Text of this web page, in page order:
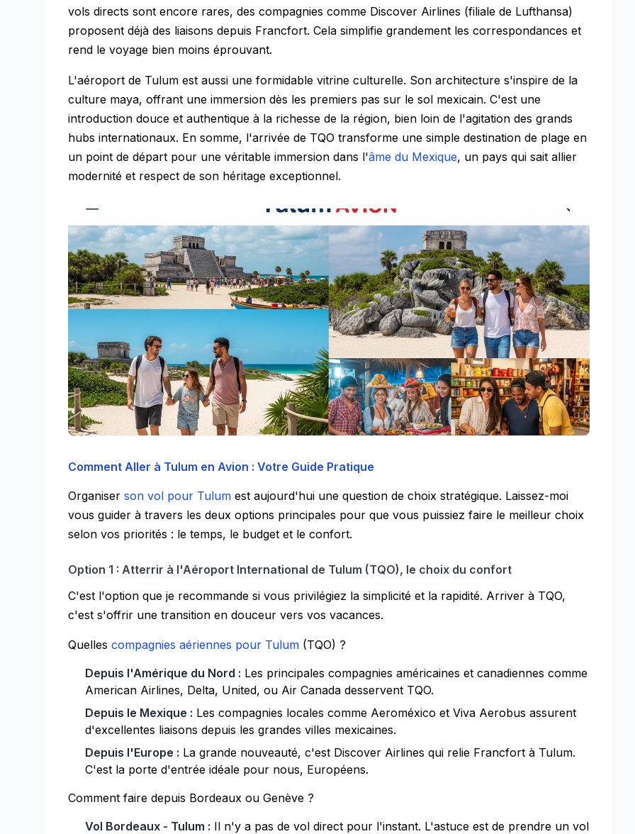
vols directs sont encore rares, des compagnies comme Discover Airlines (filiale de Lufthansa)
proposent déjà des liaisons depuis Francfort. Cela simplifie grandement les correspondances et
rend le voyage bien moins éprouvant.
L'aéroport de Tulum est aussi une formidable vitrine culturelle. Son architecture s'inspire de la
culture maya, offrant une immersion dès les premiers pas sur le sol mexicain. C'est une
introduction douce et authentique à la richesse de la région, bien loin de l'agitation des grands
hubs internationaux. En somme, l'arrivée de TQO transforme une simple destination de plage en
un point de départ pour une véritable immersion dans l'âme du Mexique, un pays qui sait allier
modernité et respect de son héritage exceptionnel.
Comment Aller à Tulum en Avion : Votre Guide Pratique
Organiser son vol pour Tulum est aujourd'hui une question de choix stratégique. Laissez-moi
vous guider à travers les deux options principales pour que vous puissiez faire le meilleur choix
selon vos priorités : le temps, le budget et le confort.
Option 1 : Atterrir à l'Aéroport International de Tulum (TQO), le choix du confort
C'est l'option que je recommande si vous privilégiez la simplicité et la rapidité. Arriver à TQO,
c'est s'offrir une transition en douceur vers vos vacances.
Quelles compagnies aériennes pour Tulum (TQO) ?
Depuis l'Amérique du Nord : Les principales compagnies américaines et canadiennes comme
American Airlines, Delta, United, ou Air Canada desservent TQO.
Depuis le Mexique : Les compagnies locales comme Aeroméxico et Viva Aerobus assurent
d'excellentes liaisons depuis les grandes villes mexicaines.
Depuis l'Europe : La grande nouveauté, c'est Discover Airlines qui relie Francfort à Tulum.
C'est la porte d'entrée idéale pour nous, Européens.
Comment faire depuis Bordeaux ou Genève ?
Vol Bordeaux - Tulum : Il n'y a pas de vol direct pour l'instant. L'astuce est de prendre un vol